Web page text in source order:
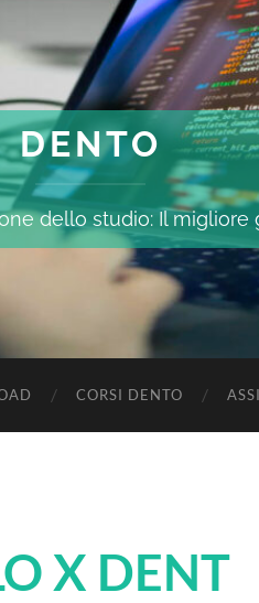
DENTO
dello studio: Il
CORSI DENTO
X DENT